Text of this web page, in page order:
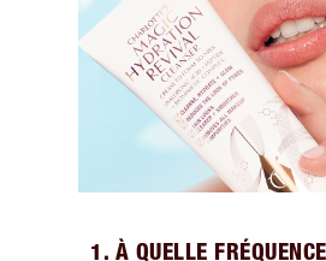
1. À QUELLE